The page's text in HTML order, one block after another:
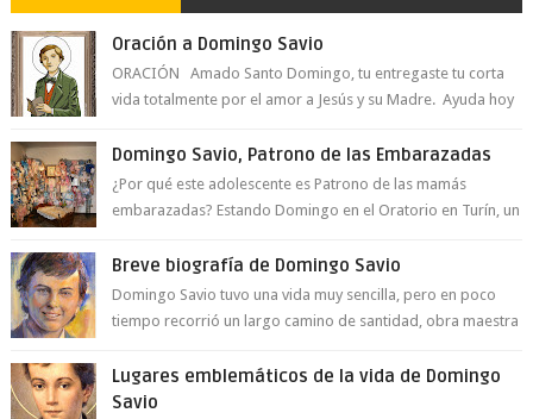
Oración a Domingo Savio
ORACIÓN Amado Santo Domingo, tu entregaste tu corta
vida totalmente por el amor a Jesús y su Madre. Ayuda hoy
Domingo Savio, Patrono de las Embarazadas
¿Por qué este adolescente es Patrono de las mamás
embarazadas? Estando Domingo en el Oratorio en Turín, un
Breve biografía de Domingo Savio
Domingo Savio tuvo una vida muy sencilla, pero en poco
tiempo recorrió un largo camino de santidad, obra maestra
Lugares emblemáticos de la vida de Domingo
Savio